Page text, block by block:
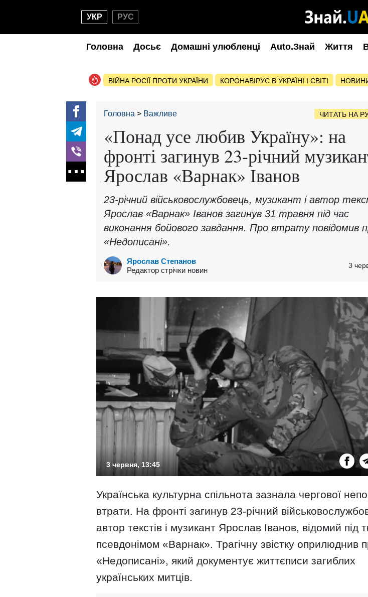
УКР РУС
Головна Досьє Домашні улюбленці Auto.Знай Життя
ВІЙНА РОСІЇ ПРОТИ УКРАЇНИ КОРОНАВІРУС В УКРАЇНІ І СВІТІ
Головна Важливе ЧИТАТЬ НА
«Понад усе любив Україну»: на
фронті загинув 23-річний
Ярослав «Варнак» Іванов
23-річний військовослужбовець, музикант і автор
Ярослав «Варнак» Іванов загинув 31 травня під час
виконання бойового завдання. Про втрату повідомив
«Недописані».
Ярослав Степанов
Редактор стрічки новин
3
3 червня, 13:45
Українська культурна спільнота зазнала чергової
втрати. На фронті загинув 23-річний
автор текстів і музикант Ярослав Іванов, відомий під
псевдонімом «Варнак». Трагічну звістку оприлюднив
«Недописані», який документує життєписи загиблих
українських митців.